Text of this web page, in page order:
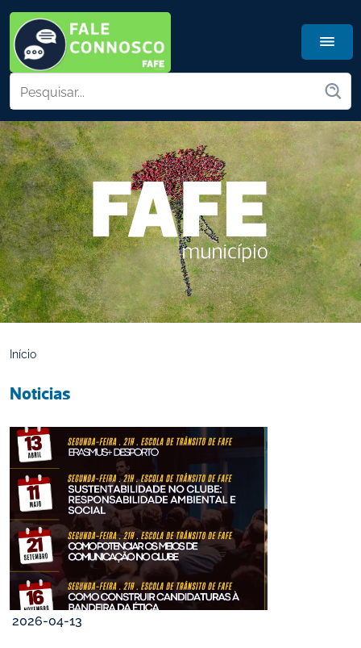
Início
Noticias
2026-04-13